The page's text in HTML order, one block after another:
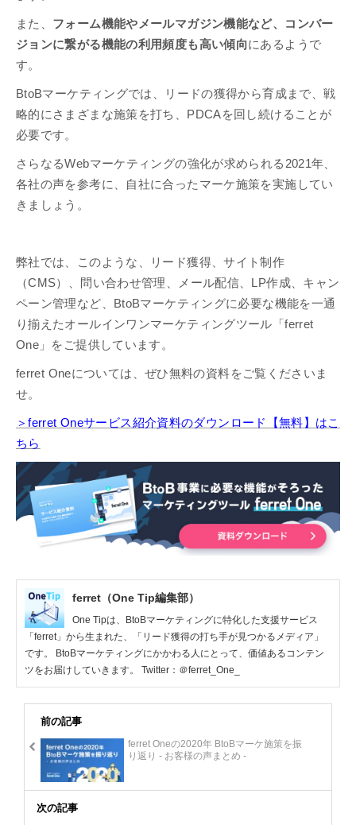
また、 フォーム機能やメールマガジン機能など、コンバー
ジョンに繋がる機能の利用頻度も高い傾向にあるようで
す。
BtoBマーケティングでは、リードの獲得から育成まで、戦
略的にさまざまな施策を打ち、PDCAを回し続けることが
必要です。
さらなるWebマーケティングの強化が求められる2021年、
各社の声を参考に、自社に合ったマーケ施策を実施してい
きましょう。
弊社では、このような、リード獲得、サイト制作
（CMS）、問い合わせ管理、メール配信、LP作成、キャン
ペーン管理など、BtoBマーケティングに必要な機能を一通
り揃えたオールインワンマーケティングツール「ferret
One」をご提供しています。
ferret Oneについては、ぜひ無料の資料をご覧くださいま
せ。
＞ferret Oneサービス紹介資料のダウンロード【無料】はこ
ちら
ferret（One Tip編集部）
One Tipは、BtoBマーケティングに特化した支援サービス
「ferret」から生まれた、「リード獲得の打ち手が見つかるメディア」
です。 BtoBマーケティングにかかわる人にとって、価値あるコンテン
ツをお届けしていきます。 Twitter：＠ferret_One_
前の記事
ferret Oneの2020年 BtoBマーケ施策を振
り返り - お客様の声まとめ -
次の記事